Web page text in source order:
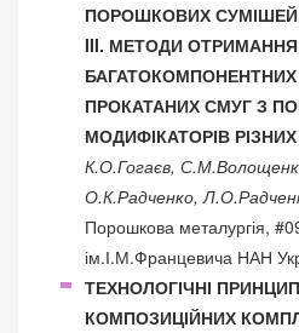
ПОРОШКОВИХ СУМІШЕЙ
III. МЕТОДИ ОТРИМАННЯ
БАГАТОКОМПОНЕНТНИХ
ПРОКАТАНИХ СМУГ З
МОДИФІКАТОРІВ
К.О.Гогаєв,
О.К.Радченко,
Порошкова металургія,
ім.І.М.Францевича НАН
ТЕХНОЛОГІЧНІ
КОМПОЗИЦІЙНИХ